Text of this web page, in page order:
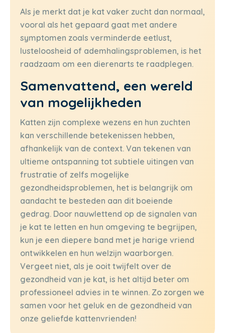
Als je merkt dat je kat vaker zucht dan normaal,
vooral als het gepaard gaat met andere
symptomen zoals verminderde eetlust,
lusteloosheid of ademhalingsproblemen, is het
raadzaam om een dierenarts te raadplegen.
Samenvattend, een wereld
van mogelijkheden
Katten zijn complexe wezens en hun zuchten
kan verschillende betekenissen hebben,
afhankelijk van de context. Van tekenen van
ultieme ontspanning tot subtiele uitingen van
frustratie of zelfs mogelijke
gezondheidsproblemen, het is belangrijk om
aandacht te besteden aan dit boeiende
gedrag. Door nauwlettend op de signalen van
je kat te letten en hun omgeving te begrijpen,
kun je een diepere band met je harige vriend
ontwikkelen en hun welzijn waarborgen.
Vergeet niet, als je ooit twijfelt over de
gezondheid van je kat, is het altijd beter om
professioneel advies in te winnen. Zo zorgen we
samen voor het geluk en de gezondheid van
onze geliefde kattenvrienden!